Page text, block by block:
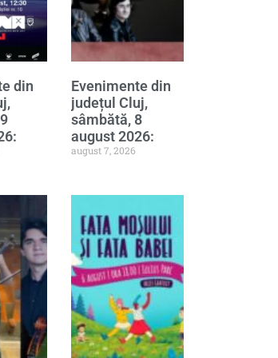
din
Evenimente din
județul Cluj,
sâmbătă, 8
august 2026:
august 7, 2026